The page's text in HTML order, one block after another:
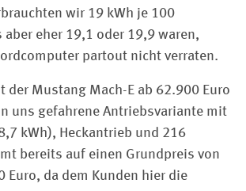
wir 19 kWh je 100
aber eher 19,1 oder 19,9 waren,
partout nicht verraten.
der Mustang Mach-E ab 62.900 Euro
uns gefahrene Antriebsvariante mit
kWh), Heckantrieb und 216
bereits auf einen Grundpreis von
Euro, da dem Kunden hier die